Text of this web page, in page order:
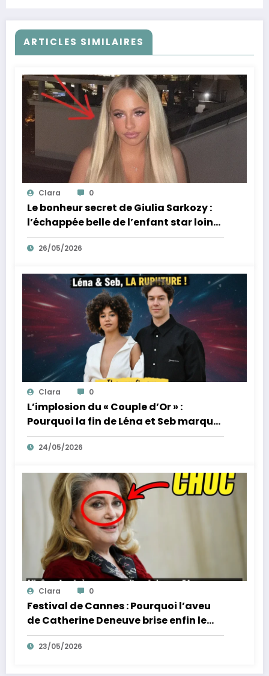
ARTICLES SIMILAIRES
Clara 0
Le bonheur secret de Giulia Sarkozy :
l’échappée belle de l’enfant star loin
des tumultes familiaux.
26/05/2026
Clara 0
L’implosion du « Couple d’Or » :
Pourquoi la fin de Léna et Seb marque
la fin de l’innocence sur YouTube
24/05/2026
Clara 0
Festival de Cannes : Pourquoi l’aveu
de Catherine Deneuve brise enfin le
mythe de la Croisette
23/05/2026